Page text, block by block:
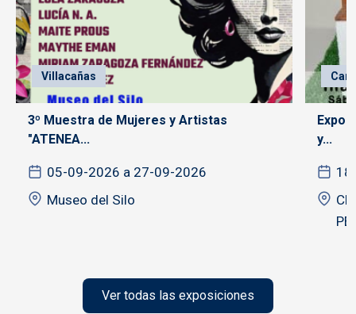
Villacañas
3º Muestra de Mujeres y Artistas
"ATENEA...
05-09-2026 a 27-09-2026
Museo del Silo
y...
Ver todas las exposiciones